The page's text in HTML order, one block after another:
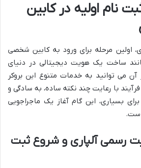
نام اولیه در کابین
اولین مرحله برای ورود به کابین شخصی
ساخت یک هویت دیجیتالی در دنیای
می توانید به خدمات متنوع این بروکر
با رعایت چند نکته ساده، به سادگی و
بسیاری، این گام آغاز یک ماجراجویی
است.
رسمی آلپاری و شروع ثبت